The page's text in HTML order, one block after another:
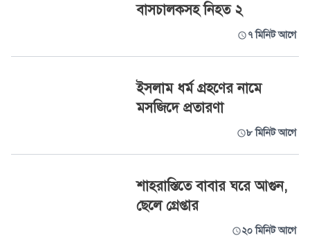
বাসচালকসহ নিহত ২
৭ মিনিট আগে
ইসলাম ধর্ম গ্রহণের নামে
মসজিদে প্রতারণা
৮ মিনিট আগে
শাহরাস্তিতে বাবার ঘরে আগুন,
ছেলে গ্রেপ্তার
২০ মিনিট আগে